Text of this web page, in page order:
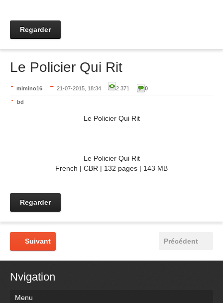
Regarder
Le Policier Qui Rit
mimino16 21-07-2015, 18:34 2 371 0
bd
Le Policier Qui Rit
Le Policier Qui Rit
French | CBR | 132 pages | 143 MB
Regarder
Précédent
Suivant
Nvigation
Menu